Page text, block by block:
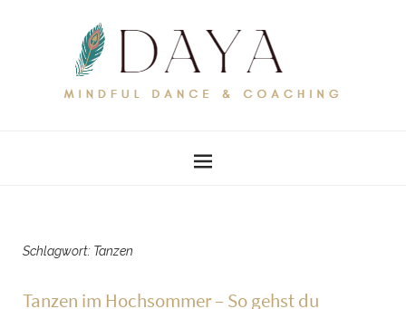
Schlagwort: Tanzen
Tanzen im Hochsommer – So gehst du